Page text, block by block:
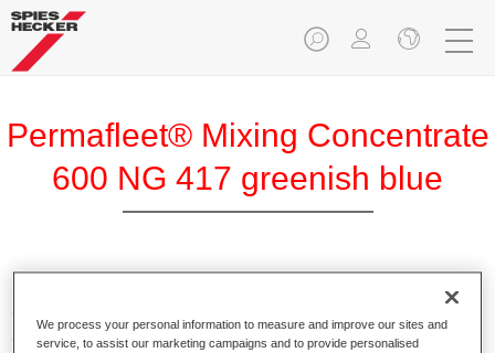
Permafleet® Mixing Concentrate
600 NG 417 greenish blue
Skoncentrowany pigment Permafleet Mixing Concentrate
675 dla pojazdów użytkowych. Może być również
We process your personal information to measure and improve our sites and
service, to assist our marketing campaigns and to provide personalised